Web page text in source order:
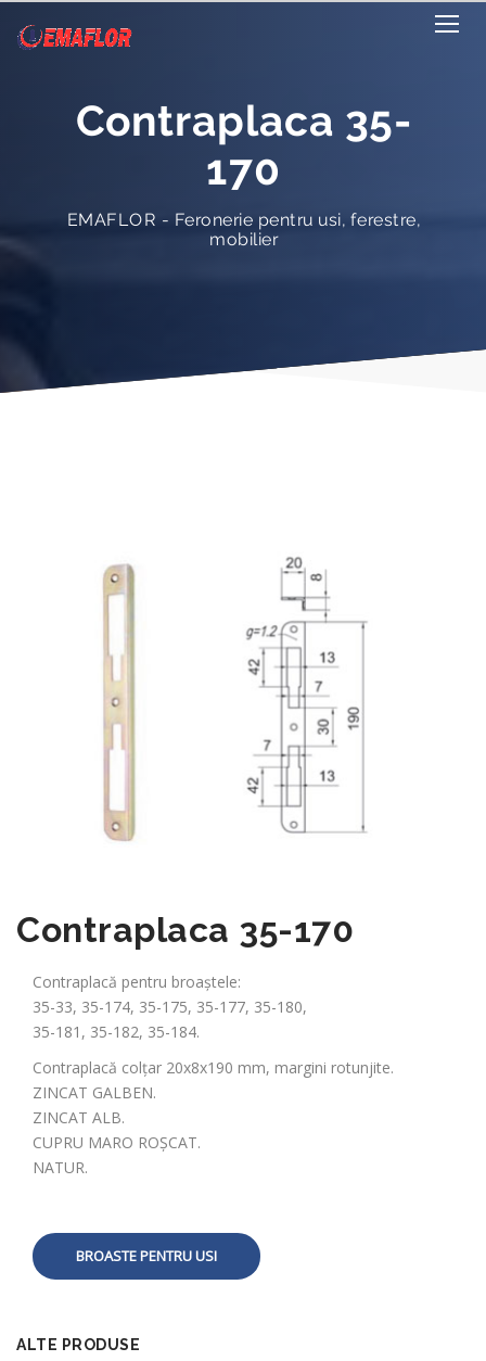
Contraplaca 35-
170
EMAFLOR - Feronerie pentru usi, ferestre,
mobilier
Contraplaca 35-170
Contraplacă pentru broaștele:
35-33, 35-174, 35-175, 35-177, 35-180,
35-181, 35-182, 35-184.
Contraplacă colțar 20x8x190 mm, margini rotunjite.
ZINCAT GALBEN.
ZINCAT ALB.
CUPRU MARO ROȘCAT.
NATUR.
BROASTE PENTRU USI
ALTE PRODUSE